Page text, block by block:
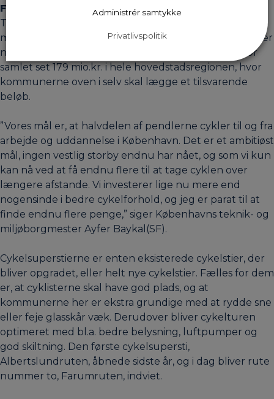
Flere ruter på vej
Transportministeriet har øremærket en pulje på 189
mio. kr. til cykelsuperstier i større danske byer, og der er
netop sendt ansøgninger af sted på forbedringer for
samlet set 179 mio.kr. i hele hovedstadsregionen, hvor
kommunerne oven i selv skal lægge et tilsvarende
beløb.
”Vores mål er, at halvdelen af pendlerne cykler til og fra
arbejde og uddannelse i København. Det er et ambitiøst
mål, ingen vestlig storby endnu har nået, og som vi kun
kan nå ved at få endnu flere til at tage cyklen over
længere afstande. Vi investerer lige nu mere end
nogensinde i bedre cykelforhold, og jeg er parat til at
finde endnu flere penge,” siger Københavns teknik- og
miljøborgmester Ayfer Baykal(SF).
Cykelsuperstierne er enten eksisterede cykelstier, der
bliver opgradet, eller helt nye cykelstier. Fælles for dem
er, at cyklisterne skal have god plads, og at
kommunerne her er ekstra grundige med at rydde sne
eller feje glasskår væk. Derudover bliver cykelturen
optimeret med bl.a. bedre belysning, luftpumper og
god skiltning. Den første cykelsupersti,
Albertslundruten, åbnede sidste år, og i dag bliver rute
nummer to, Farumruten, indviet.
Administrér samtykke
Privatlivspolitik